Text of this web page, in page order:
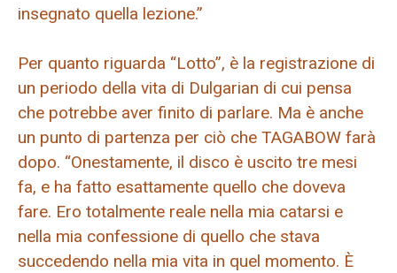
insegnato quella lezione.”
Per quanto riguarda “Lotto”, è la registrazione di
un periodo della vita di Dulgarian di cui pensa
che potrebbe aver finito di parlare. Ma è anche
un punto di partenza per ciò che TAGABOW farà
dopo. “Onestamente, il disco è uscito tre mesi
fa, e ha fatto esattamente quello che doveva
fare. Ero totalmente reale nella mia catarsi e
nella mia confessione di quello che stava
succedendo nella mia vita in quel momento. È